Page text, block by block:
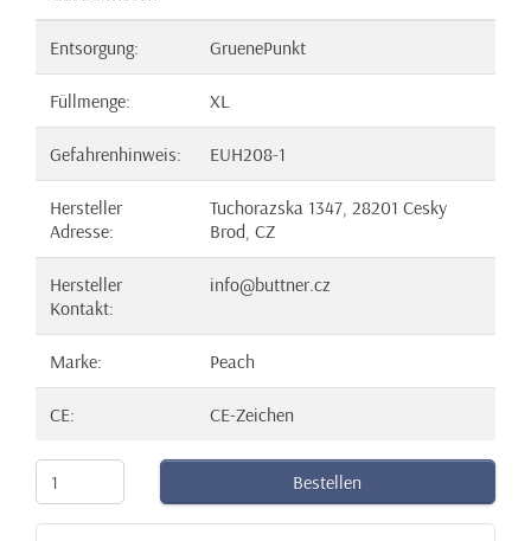
Entsorgung: GruenePunkt
Füllmenge: XL
Gefahrenhinweis: EUH208-1
Hersteller
Adresse:
Tuchorazska 1347, 28201 Cesky
Brod, CZ
Hersteller
Kontakt:
info@buttner.cz
Marke: Peach
CE: CE-Zeichen
Bestellen